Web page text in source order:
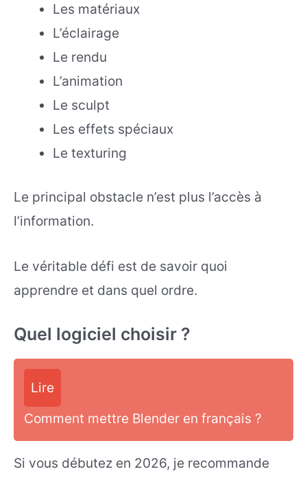
Les matériaux
L’éclairage
Le rendu
L’animation
Le sculpt
Les effets spéciaux
Le texturing
Le principal obstacle n’est plus l’accès à
l’information.
Le véritable défi est de savoir quoi
apprendre et dans quel ordre.
Quel logiciel choisir ?
Lire
Comment mettre Blender en français ?
Si vous débutez en 2026, je recommande